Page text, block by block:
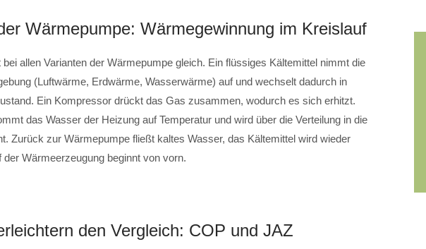
Wärmepumpe: Wärmegewinnung im Kreislauf
allen Varianten der Wärmepumpe gleich. Ein flüssiges Kältemittel nimmt die
(Luftwärme, Erdwärme, Wasserwärme) auf und wechselt dadurch in
Ein Kompressor drückt das Gas zusammen, wodurch es sich erhitzt.
das Wasser der Heizung auf Temperatur und wird über die Verteilung in die
Zurück zur Wärmepumpe fließt kaltes Wasser, das Kältemittel wird wieder
Wärmeerzeugung beginnt von vorn.
den Vergleich: COP und JAZ